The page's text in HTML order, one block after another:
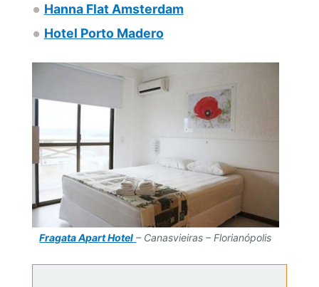
Hanna Flat Amsterdam
Hotel Porto Madero
Fragata Apart Hotel – Canasvieiras – Florianópolis